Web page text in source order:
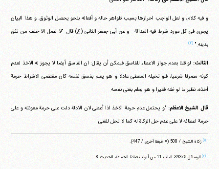
و فیه کلام، و لعل الواجب احرازها بسبب ظواهر حاله و أفعاله بنحو یحصل الوثوق. و هذا البیان
یجری فی کل مورد شرط فیه العدالة . و عن أبی جعفر الثانی (ع) قال: "لا تصل الا خلف من تثق
بدینه."(۲)
الثالث: لو قلنا بعدم جواز الاعطاء للفاسق فیمکن أن یقال: ان الفاسق أیضا لا یجوز له الاخذ لعدم
کونه مصرفا شرعیا، فلو تخیله المعطی عادلا و هو یعلم بفسق نفسه کان مقتضی الاشراط حرمة
أخذه، نظیر ما لو ظنه فقیرا و هو یعلم بغنی نفسه.
قال الشیخ الاعظم: "و یحتمل عدم حرمة الاخذ اذا أعطی لان الادلة دلت علی حرمة معونته و علی
حرمة اعطائه لا علی عدم حل الزکاة له کما لا تحل للغنی
(۱) زکاة الشیخ / 508 (= طبعة أخری / 447).
(۲) الوسائل ‏393/5، الباب 11 من أبواب صلاة الجماعة، الحدیث 8.